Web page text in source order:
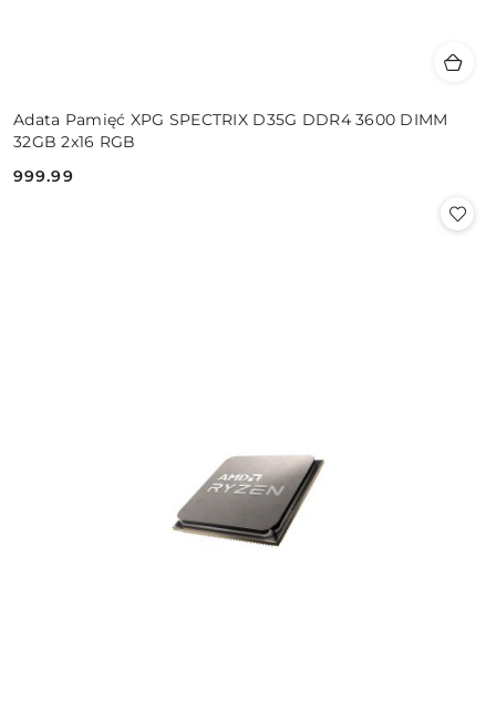
Adata Pamięć XPG SPECTRIX D35G DDR4 3600 DIMM
32GB 2x16 RGB
Cena:
999.99